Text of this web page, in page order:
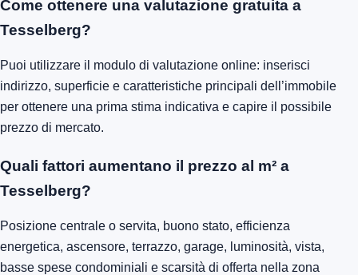
Come ottenere una valutazione gratuita a
Tesselberg?
Puoi utilizzare il modulo di valutazione online: inserisci
indirizzo, superficie e caratteristiche principali dell’immobile
per ottenere una prima stima indicativa e capire il possibile
prezzo di mercato.
Quali fattori aumentano il prezzo al m² a
Tesselberg?
Posizione centrale o servita, buono stato, efficienza
energetica, ascensore, terrazzo, garage, luminosità, vista,
basse spese condominiali e scarsità di offerta nella zona